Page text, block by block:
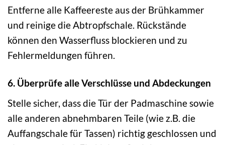
Entferne alle Kaffeereste aus der Brühkammer
und reinige die Abtropfschale. Rückstände
können den Wasserfluss blockieren und zu
Fehlermeldungen führen.
6. Überprüfe alle Verschlüsse und Abdeckungen
Stelle sicher, dass die Tür der Padmaschine sowie
alle anderen abnehmbaren Teile (wie z.B. die
Auffangschale für Tassen) richtig geschlossen und